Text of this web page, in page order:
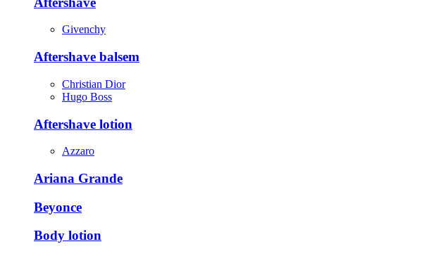
Givenchy
Aftershave balsem
Christian Dior
Hugo Boss
Aftershave lotion
Azzaro
Ariana Grande
Beyonce
Body lotion